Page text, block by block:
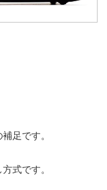
足です。
式です。